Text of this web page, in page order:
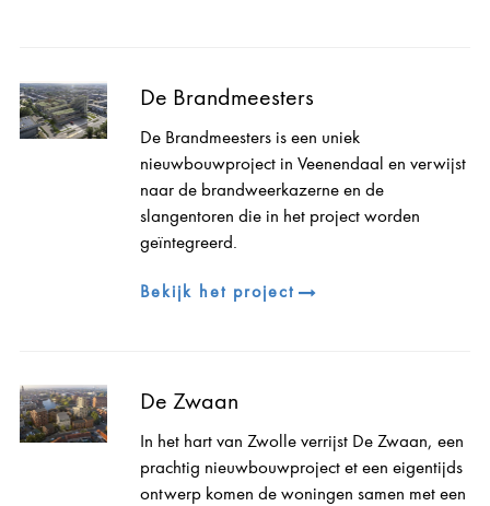
De Brandmeesters
De Brandmeesters is een uniek
nieuwbouwproject in Veenendaal en verwijst
naar de brandweerkazerne en de
slangentoren die in het project worden
geïntegreerd.
Bekijk het project
De Zwaan
In het hart van Zwolle verrijst De Zwaan, een
prachtig nieuwbouwproject et een eigentijds
ontwerp komen de woningen samen met een